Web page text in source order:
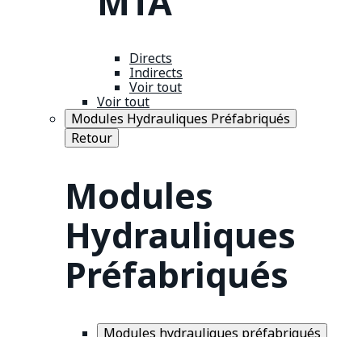
Directs
Indirects
Voir tout
Voir tout
Modules Hydrauliques Préfabriqués
Retour
Modules
Hydrauliques
Préfabriqués
Modules hydrauliques préfabriqués